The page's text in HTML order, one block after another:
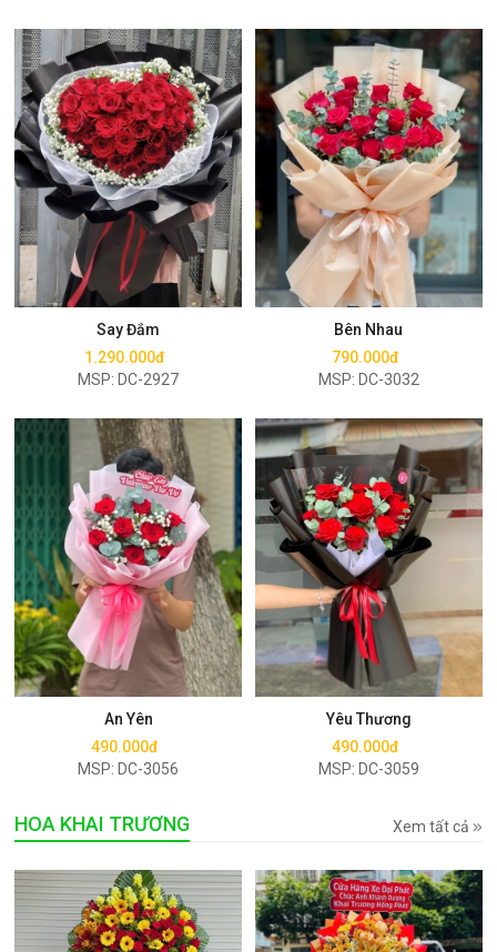
Say Đắm
1.290.000đ
MSP: DC-2927
Mua ngay
Bên Nhau
790.000đ
MSP: DC-3032
Mua ngay
An Yên
490.000đ
MSP: DC-3056
Mua ngay
Yêu Thương
490.000đ
MSP: DC-3059
Mua ngay
HOA KHAI TRƯƠNG Xem tất cả